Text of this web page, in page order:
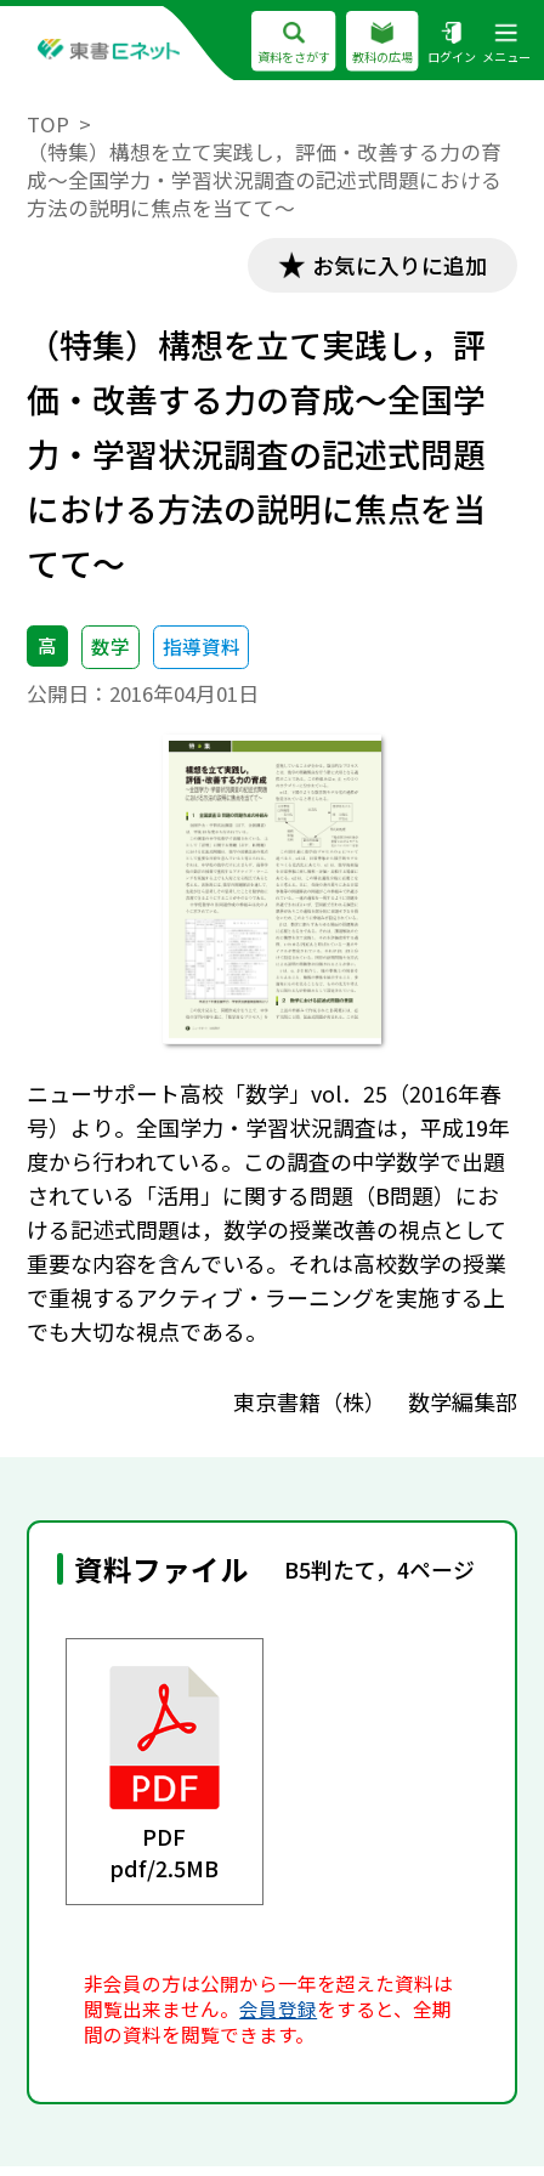
資料をさがす 教科の広場 ログイン メニュー
TOP
（特集）構想を立て実践し，評価・改善する力の育
成～全国学力・学習状況調査の記述式問題における
方法の説明に焦点を当てて～
お気に入りに追加
（特集）構想を立て実践し，評
価・改善する力の育成～全国学
力・学習状況調査の記述式問題
における方法の説明に焦点を当
てて～
高 数学 指導資料
公開日： 2016年04月01日
ニューサポート高校「数学」vol．25（2016年春
号）より。全国学力・学習状況調査は，平成19年
度から行われている。この調査の中学数学で出題
されている「活用」に関する問題（B問題）にお
ける記述式問題は，数学の授業改善の視点として
重要な内容を含んでいる。それは高校数学の授業
で重視するアクティブ・ラーニングを実施する上
でも大切な視点である。
東京書籍（株） 数学編集部
資料ファイル B5判たて，4ページ
PDF
pdf/2.5MB
非会員の方は公開から一年を超えた資料は
閲覧出来ません。会員登録をすると、全期
間の資料を閲覧できます。